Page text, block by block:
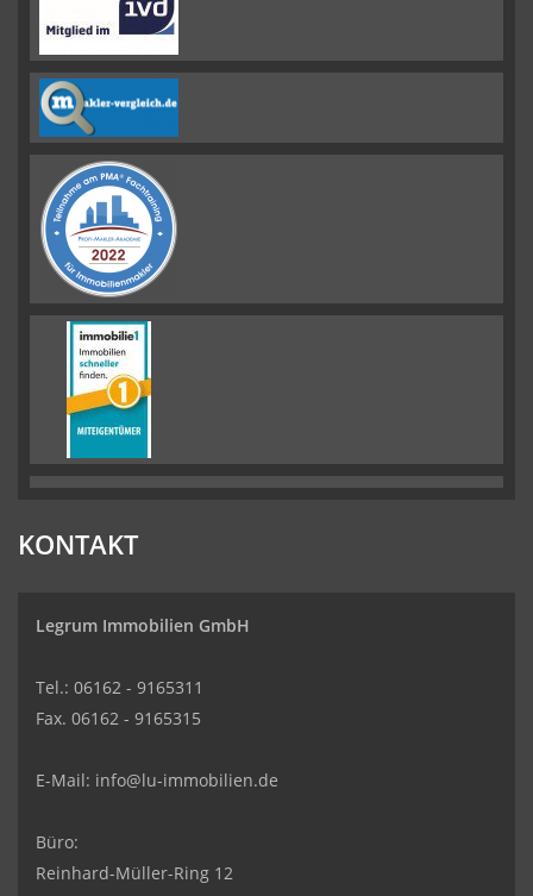
KONTAKT
Legrum Immobilien GmbH
Tel.: 06162 - 9165311
Fax. 06162 - 9165315
E-Mail: info@lu-immobilien.de
Büro:
Reinhard-Müller-Ring 12